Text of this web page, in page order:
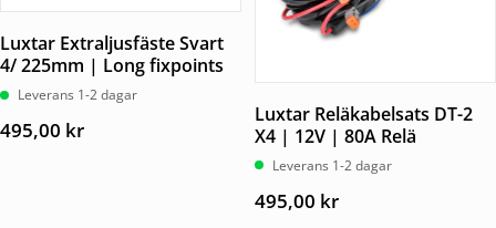
Luxtar Extraljusfäste Svart
4/ 225mm | Long fixpoints
Leverans 1-2 dagar
495,00 kr
Luxtar Reläkabelsats DT-2
X4 | 12V | 80A Relä
Leverans 1-2 dagar
495,00 kr